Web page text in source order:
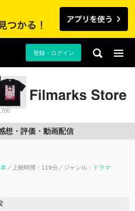
登録・ログイン
想・評価・動画配信
本 上映時間：119分 ジャンル：
ドラマ